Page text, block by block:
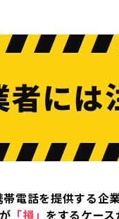
帯電話を提供する企
「損」 をするケース